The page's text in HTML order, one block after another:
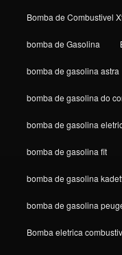
Bomba de Combustivel
bomba de Gasolina
bomba de gasolina astra
bomba de gasolina do
bomba de gasolina
bomba de gasolina fit
bomba de gasolina
bomba de gasolina
Bomba eletrica